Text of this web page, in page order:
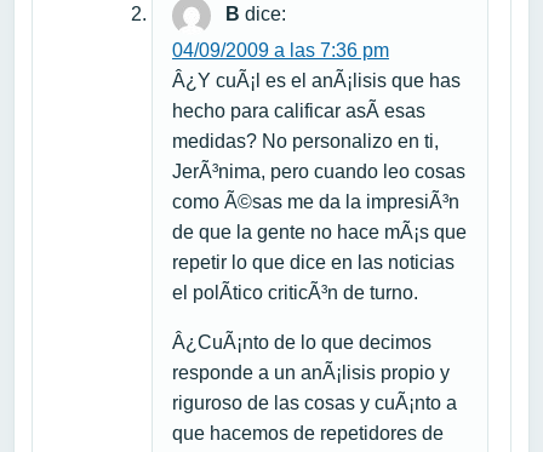
B dice:
04/09/2009 a las 7:36 pm
Â¿Y cuÃ¡l es el anÃ¡lisis que has
hecho para calificar asÃ­ esas
medidas? No personalizo en ti,
JerÃ³nima, pero cuando leo cosas
como Ã©sas me da la impresiÃ³n
de que la gente no hace mÃ¡s que
repetir lo que dice en las noticias
el polÃ­tico criticÃ³n de turno.
Â¿CuÃ¡nto de lo que decimos
responde a un anÃ¡lisis propio y
riguroso de las cosas y cuÃ¡nto a
que hacemos de repetidores de